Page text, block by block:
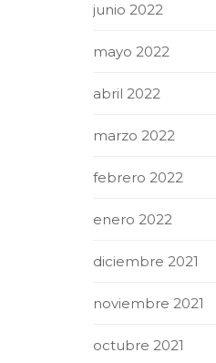
junio 2022
mayo 2022
abril 2022
marzo 2022
febrero 2022
enero 2022
diciembre 2021
noviembre 2021
octubre 2021